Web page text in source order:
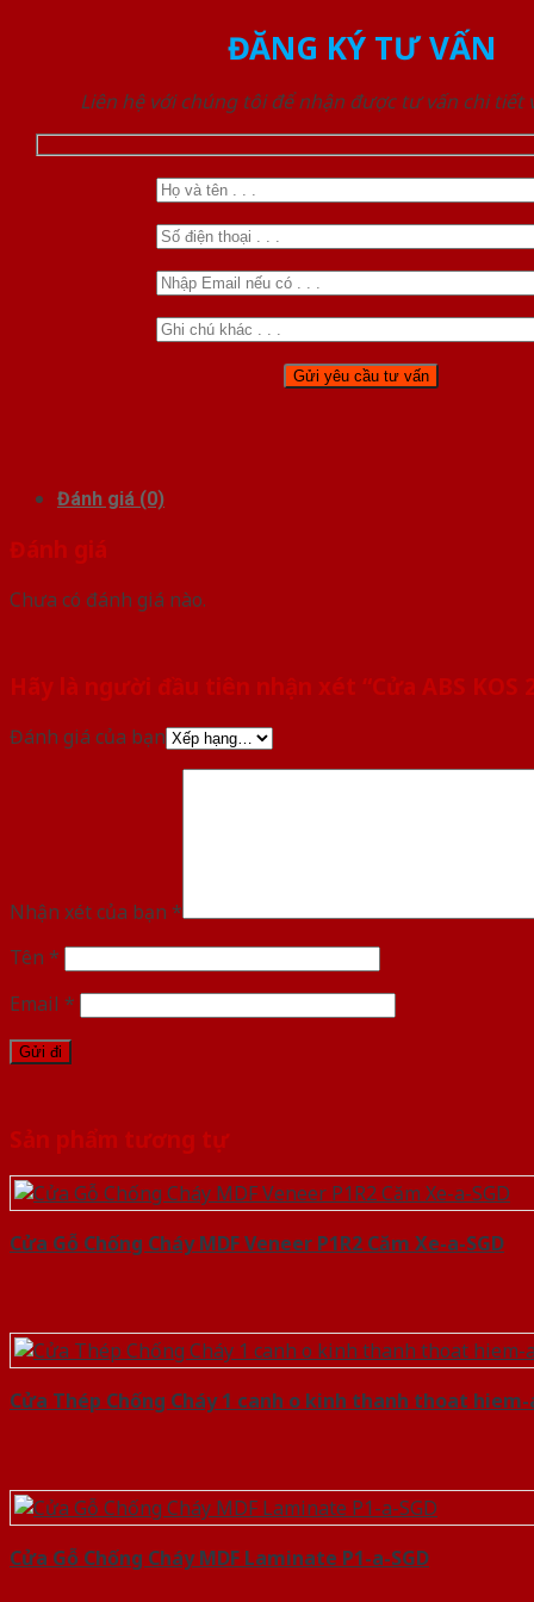
ĐĂNG KÝ TƯ VẤN
Liên hệ với chúng tôi để nhận được tư vấn chi tiết
Đánh giá (0)
Đánh giá
Chưa có đánh giá nào.
Hãy là người đầu tiên nhận xét “Cửa ABS KOS
Đánh giá của bạn
Nhận xét của bạn *
Tên *
Email *
Sản phẩm tương tự
Cửa Gỗ Chống Cháy MDF Veneer P1R2 Căm Xe-a-SGD
Cửa Thép Chống Cháy 1 canh o kinh thanh thoat hiem-
Cửa Gỗ Chống Cháy MDF Laminate P1-a-SGD